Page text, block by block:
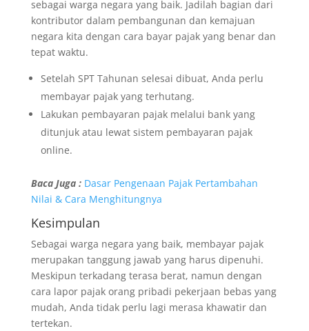
sebagai warga negara yang baik. Jadilah bagian dari
kontributor dalam pembangunan dan kemajuan
negara kita dengan cara bayar pajak yang benar dan
tepat waktu.
Setelah SPT Tahunan selesai dibuat, Anda perlu
membayar pajak yang terhutang.
Lakukan pembayaran pajak melalui bank yang
ditunjuk atau lewat sistem pembayaran pajak
online.
Baca Juga : Dasar Pengenaan Pajak Pertambahan
Nilai & Cara Menghitungnya
Kesimpulan
Sebagai warga negara yang baik, membayar pajak
merupakan tanggung jawab yang harus dipenuhi.
Meskipun terkadang terasa berat, namun dengan
cara lapor pajak orang pribadi pekerjaan bebas yang
mudah, Anda tidak perlu lagi merasa khawatir dan
tertekan.